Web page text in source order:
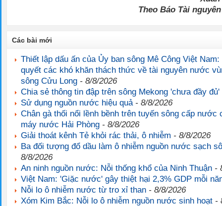
Theo Báo Tài
Các bài mới
Thiết lập dấu ấn của Ủy ban sông Mê Công Việt
quyết các khó khăn thách thức về tài nguyên nước
sông Cửu Long - 8/8/2026
Chia sẻ thông tin đập trên sông Mekong 'chưa đầy đủ'
Sử dụng nguồn nước hiệu quả- 8/8/2026
Chân gà thối nổi lềnh bềnh trên tuyến sông cấp nước
máy nước Hải Phòng - 8/8/2026
Giải thoát kênh Tẻ khỏi rác thải, ô nhiễm - 8/8/2026
Ba đối tượng đổ dầu làm ô nhiễm nguồn nước sạch
8/8/2026
An ninh nguồn nước: Nỗi thống khổ của Ninh Thuận -
Việt Nam: 'Giặc nước' gây thiệt hại 2,3% GDP mỗi
Nỗi lo ô nhiễm nước từ tro xỉ than - 8/8/2026
Xóm Kim Bắc: Nỗi lo ô nhiễm nguồn nước sinh hoạt -